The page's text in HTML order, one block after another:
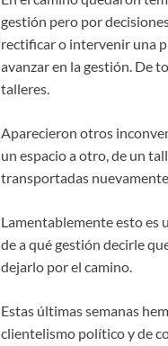
gestión pero por
rectificar o intervenir una
avanzar en la gestión. De
talleres.
Aparecieron otros
un espacio a otro, de un
transportadas
Lamentablemente esto es
de a qué gestión decirle
dejarlo por el camino.
Estas últimas semanas
clientelismo político y de